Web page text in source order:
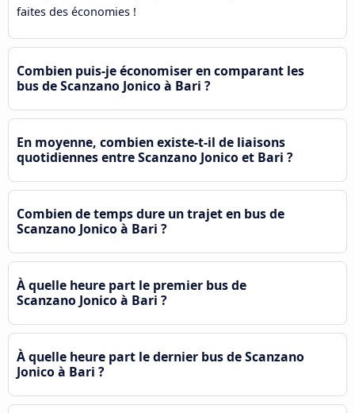
faites des économies !
Combien puis-je économiser en comparant les
bus de Scanzano Jonico à Bari ?
En moyenne, combien existe-t-il de liaisons
quotidiennes entre Scanzano Jonico et Bari ?
Combien de temps dure un trajet en bus de
Scanzano Jonico à Bari ?
À quelle heure part le premier bus de
Scanzano Jonico à Bari ?
À quelle heure part le dernier bus de Scanzano
Jonico à Bari ?